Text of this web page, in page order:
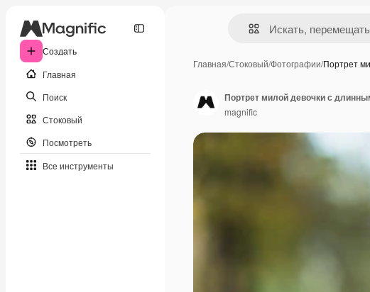
Создать
Главная
Поиск
Стоковый
Посмотреть
Все инструменты
Главная/Стоковый/Фотографии/Портрет
Портрет милой девочки с
magnific